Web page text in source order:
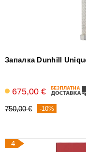
Запалка Dunhill
675,00 €
750,00 € -10%
4